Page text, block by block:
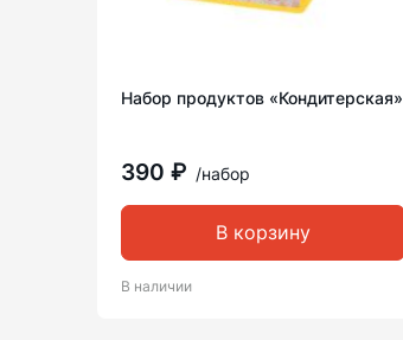
Набор продуктов «Кондитерская»
390 ₽ /набор
В корзину
В наличии